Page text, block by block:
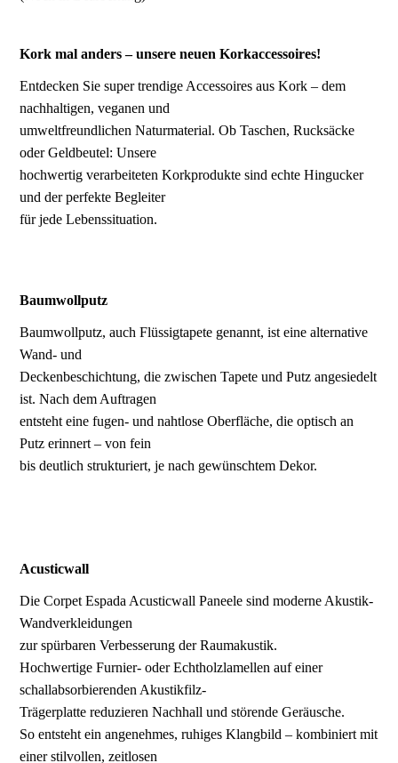
Kork mal anders – unsere neuen Korkaccessoires!
Entdecken Sie super trendige Accessoires aus Kork – dem
nachhaltigen, veganen und
umweltfreundlichen Naturmaterial. Ob Taschen, Rucksäcke
oder Geldbeutel: Unsere
hochwertig verarbeiteten Korkprodukte sind echte Hingucker
und der perfekte Begleiter
für jede Lebenssituation.
Baumwollputz
Baumwollputz, auch Flüssigtapete genannt, ist eine alternative
Wand- und
Deckenbeschichtung, die zwischen Tapete und Putz angesiedelt
ist. Nach dem Auftragen
entsteht eine fugen- und nahtlose Oberfläche, die optisch an
Putz erinnert – von fein
bis deutlich strukturiert, je nach gewünschtem Dekor.
Acusticwall
Die Corpet Espada Acusticwall Paneele sind moderne Akustik-
Wandverkleidungen
zur spürbaren Verbesserung der Raumakustik.
Hochwertige Furnier- oder Echtholzlamellen auf einer
schallabsorbierenden Akustikfilz-
Trägerplatte reduzieren Nachhall und störende Geräusche.
So entsteht ein angenehmes, ruhiges Klangbild – kombiniert mit
einer stilvollen, zeitlosen